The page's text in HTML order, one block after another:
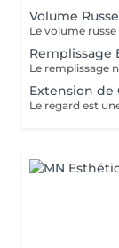
Volume
Remplissage
Extension de